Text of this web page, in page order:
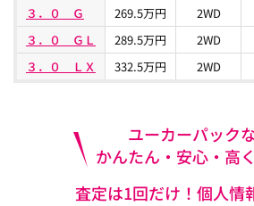
３．０ Ｇ
269.5万円 2WD
３．０ ＧＬ
289.5万円 2WD
３．０ ＬＸ
332.5万円 2WD
ユーカーパック
かんたん・安心・高
査定は1回だけ！個人情